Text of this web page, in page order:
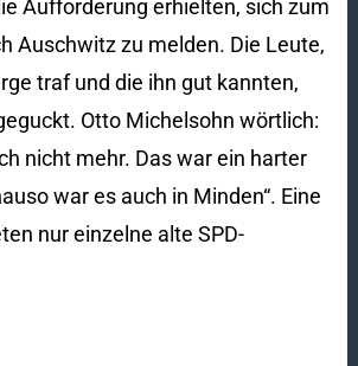
Aufforderung erhielten, sich zum
Auschwitz zu melden. Die Leute,
traf und die ihn gut kannten,
Otto Michelsohn wörtlich:
nicht mehr. Das war ein harter
war es auch in Minden“. Eine
nur einzelne alte SPD-